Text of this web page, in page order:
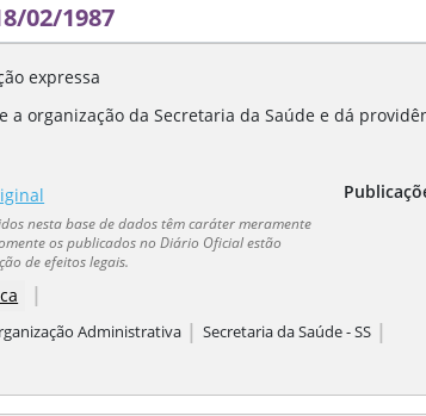
02/1987
expressa
a organização da Secretaria da Saúde e dá
nesta base de dados têm caráter meramente
os publicados no Diário Oficial estão
de efeitos legais.
|
Administrativa | Secretaria da Saúde - SS |